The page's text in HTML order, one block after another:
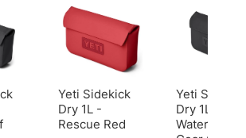
Yeti Sidekick
Dry 1L -
Rescue Red
Yeti
Dry 1L
Waterproof